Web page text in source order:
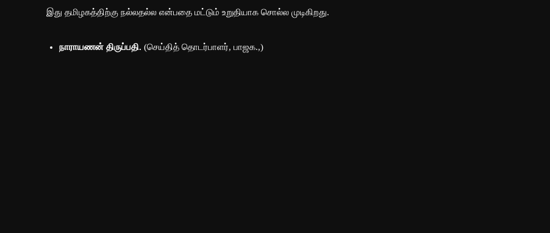
இது தமிழகத்திற்கு நல்லதல்ல என்பதை மட்டும் உறுதியாக சொல்ல முடிகிறது.
நாராயணன் திருப்பதி. (செய்தித் தொடர்பாளர், பாஜக.,)